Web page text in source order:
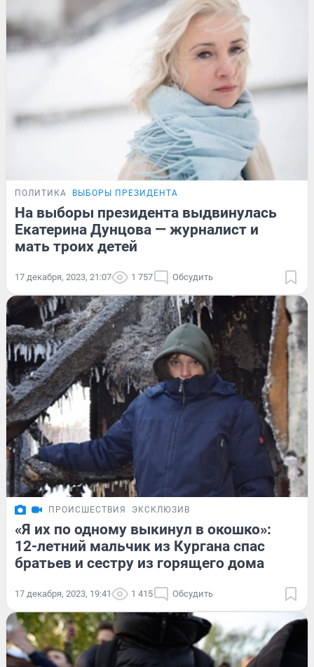
ПОЛИТИКА ВЫБОРЫ ПРЕЗИДЕНТА
На выборы президента выдвинулась
Екатерина Дунцова — журналист и
мать троих детей
17 декабря, 2023, 21:07 1 757 Обсудить
ПРОИСШЕСТВИЯ ЭКСКЛЮЗИВ
«Я их по одному выкинул в окошко»:
12-летний мальчик из Кургана спас
братьев и сестру из горящего дома
17 декабря, 2023, 19:41 1 415 Обсудить